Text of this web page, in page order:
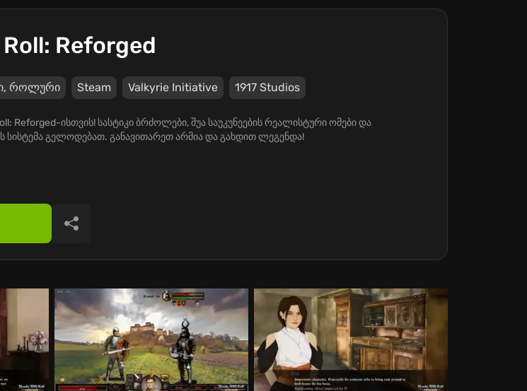
Roll: Reforged
როლური Steam Valkyrie Initiative 1917 Studios
Reforged-ისთვის! სასტიკი ბრძოლები, შუა საუკუნეების რეალისტური ომები და
გელოდებათ. განავითარეთ არმია და გახდით ლეგენდა!
გაზიარება